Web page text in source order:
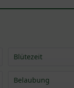
Blütezeit
Apr(8)
Belaubung